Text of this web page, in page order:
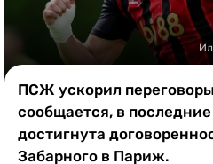
ПСЖ ускорил
сообщается, в
достигнута
Забарного в Париж.